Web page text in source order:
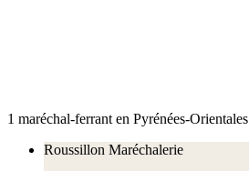
1 maréchal-ferrant en Pyrénées-Orientales
Roussillon Maréchalerie